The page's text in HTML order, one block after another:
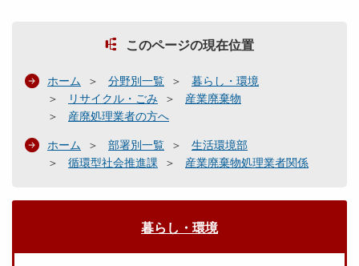
このページの現在位置
ホーム 分野別一覧
暮らし・環境
リサイクル・ごみ
産業廃棄物
産廃処理業者の方へ
ホーム 部署別一覧
生活環境部
循環型社会推進課
産業廃棄物処理業者関係
暮らし・環境